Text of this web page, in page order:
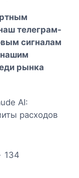
телеграм-
сигналам
рынка
AI:
расходов
134